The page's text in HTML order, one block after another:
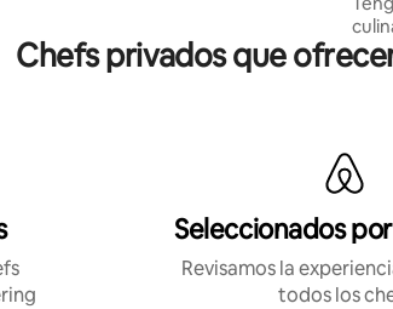
Chefs privados que
Seleccionados
Revisamos la
todos los